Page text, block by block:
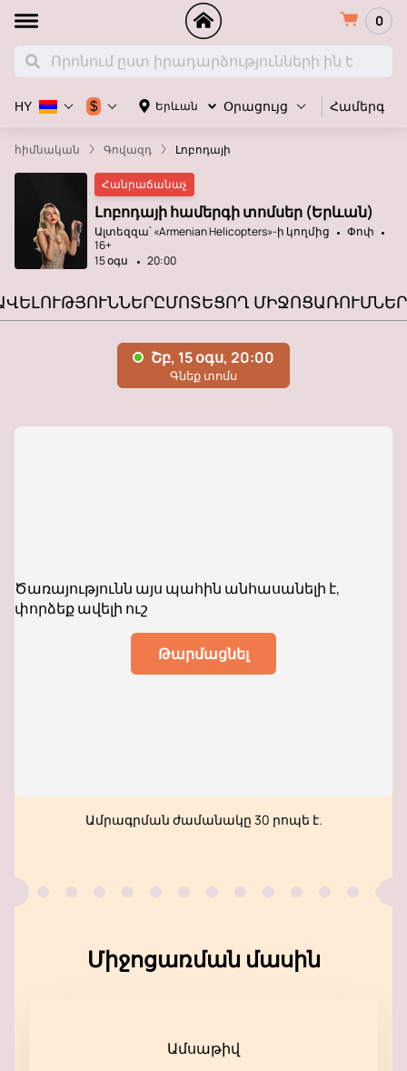
0
Երևան Օրացույց Համերգ
HY $
հիմնական Գովազդ Լոբոդայի
Հանրաճանաչ
Լոբոդայի համերգի տոմսեր (Երևան)
Ալտեզզա՝ «Armenian Helicopters»-ի կողմից
Փոփ
16+
15 օգս
20:00
ՄՈՏԵՑՈՂ ՄԻՋՈՑԱՌՈՒՄՆԵՐ
Ծառայությունն այս պահին անհասանելի է,
փորձեք ավելի ուշ
Թարմացնել
Ամրագրման ժամանակը 30 րոպե է.
Միջոցառման մասին
Ամսաթիվ